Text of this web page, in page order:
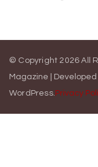
© Copyright 2026All
Magazine | Developed
WordPress.Privacy